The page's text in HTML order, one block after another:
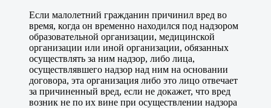
Если малолетний гражданин причинил вред во
время, когда он временно находился под надзором
образовательной организации, медицинской
организации или иной организации, обязанных
осуществлять за ним надзор, либо лица,
осуществлявшего надзор над ним на основании
договора, эта организация либо это лицо отвечает
за причиненный вред, если не докажет, что вред
возник не по их вине при осуществлении надзора